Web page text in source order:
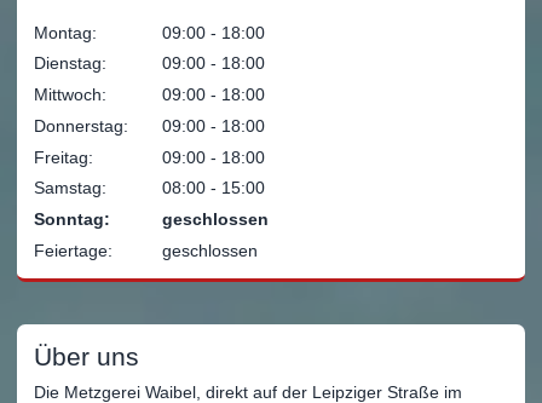
Montag:
09:00 ‐ 18:00
Dienstag:
09:00 ‐ 18:00
Mittwoch:
09:00 ‐ 18:00
Donnerstag:
09:00 ‐ 18:00
Freitag:
09:00 ‐ 18:00
Samstag:
08:00 ‐ 15:00
Sonntag:
geschlossen
Feiertage:
geschlossen
Über uns
Die Metzgerei Waibel, direkt auf der Leipziger Straße im